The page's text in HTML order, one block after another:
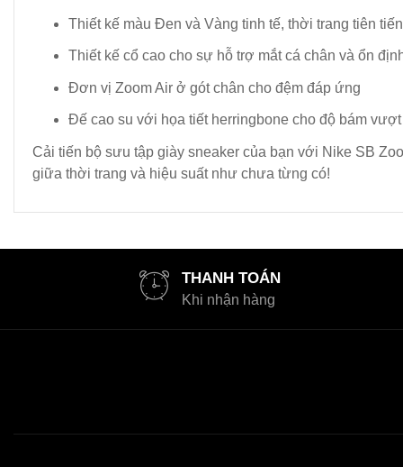
Thiết kế màu Đen và Vàng tinh tế, thời trang tiên tiến
Thiết kế cổ cao cho sự hỗ trợ mắt cá chân và ổn
Đơn vị Zoom Air ở gót chân cho đệm đáp ứng
Đế cao su với họa tiết herringbone cho độ bám vượt
Cải tiến bộ sưu tập giày sneaker của bạn với Nike SB
giữa thời trang và hiệu suất như chưa từng có!
THANH TOÁN
Khi nhận hàng